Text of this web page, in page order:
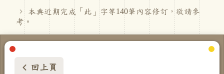
本典近期完成「此」字等140筆內容修訂，敬請參
考。
回上頁